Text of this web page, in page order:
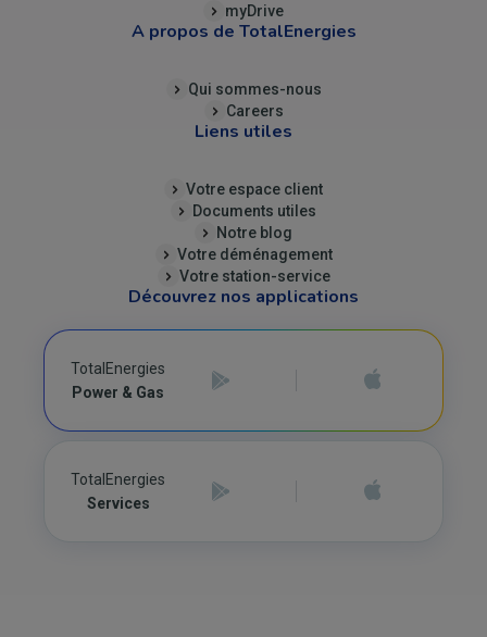
myDrive
A propos de TotalEnergies
Qui sommes-nous
Careers
Liens utiles
Votre espace client
Documents utiles
Notre blog
Votre déménagement
Votre station-service
Découvrez nos applications
TotalEnergies
Power & Gas
TotalEnergies
Services